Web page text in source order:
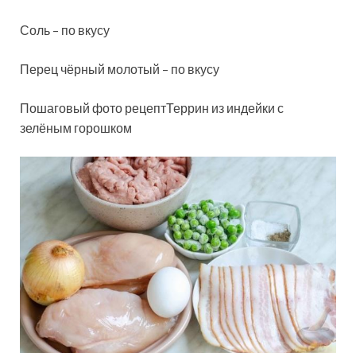
Соль – по вкусу
Перец чёрный молотый – по вкусу
Пошаговый фото рецептТеррин из индейки с
зелёным горошком